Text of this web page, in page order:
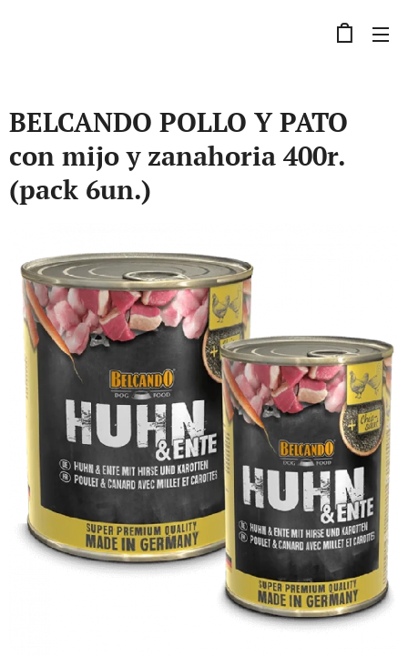
BELCANDO POLLO Y PATO
con mijo y zanahoria 400r.
(pack 6un.)